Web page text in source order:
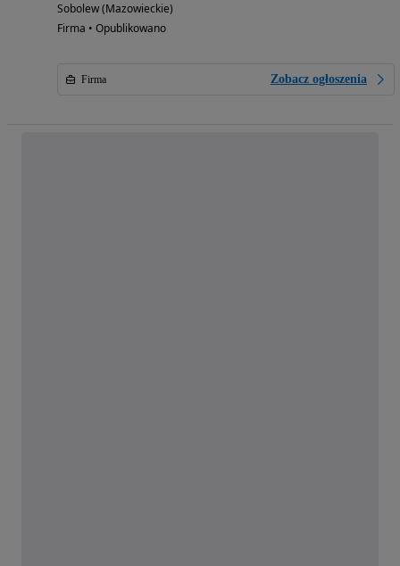
Sobolew (Mazowieckie)
Firma • Opublikowano
Firma Zobacz ogłoszenia